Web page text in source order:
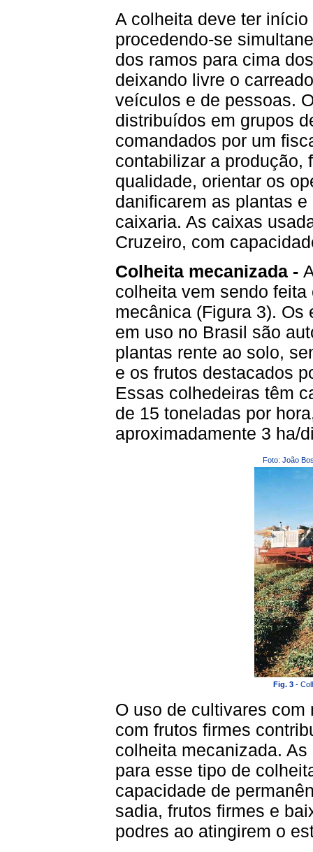
A colheita deve ter
procedendo-se
dos ramos para cima
deixando livre o
veículos e de pessoas.
distribuídos em grupos
comandados por um
contabilizar a produção,
qualidade, orientar os
danificarem as plantas
caixaria. As caixas
Cruzeiro, com
Colheita mecanizada -
colheita vem sendo
mecânica (Figura 3). Os
em uso no Brasil são
plantas rente ao solo,
e os frutos destacados
Essas colhedeiras têm
de 15 toneladas por
aproximadamente 3 ha/
Foto: João
Fig. 3 -
O uso de cultivares
com frutos firmes
colheita mecanizada.
para esse tipo de
capacidade de
sadia, frutos firmes e
podres ao atingirem o